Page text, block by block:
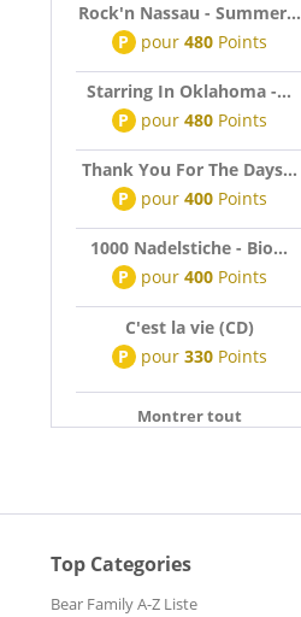
Rock'n Nassau - Summer...
P pour 480Points
Starring In Oklahoma -...
P pour 480Points
Thank You For The Days...
P pour 400Points
1000 Nadelstiche - Bio...
P pour 400Points
C'est la vie (CD)
P pour 330Points
Montrer tout
Top Categories
Bear Family A-Z Liste